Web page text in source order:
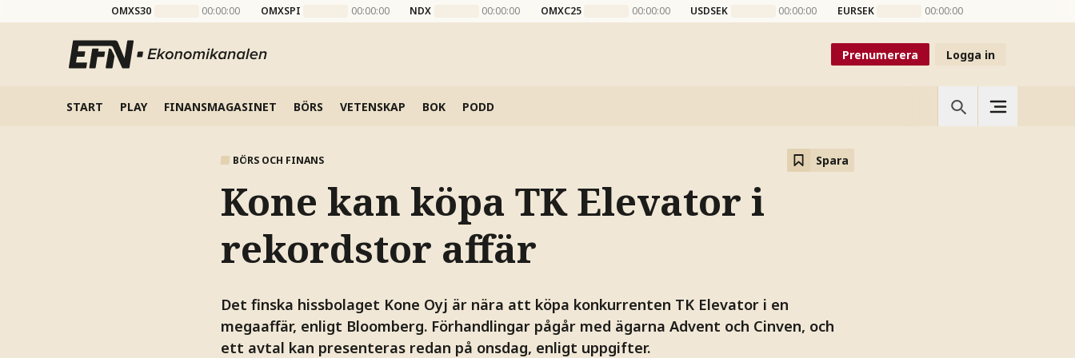
OMXS30 00:00:00 OMXSPI 00:00:00 NDX 00:00:00 OMXC25 00:00:00 USDSEK 00:00:00 EURSEK 00:00:00
Prenumerera Logga in
START PLAY FINANSMAGASINET BÖRS VETENSKAP BOK PODD
BÖRS OCH FINANS Spara
Kone kan köpa TK Elevator i
rekordstor affär
Det finska hissbolaget Kone Oyj är nära att köpa konkurrenten TK Elevator i en
megaaffär, enligt Bloomberg. Förhandlingar pågår med ägarna Advent och Cinven, och
ett avtal kan presenteras redan på onsdag, enligt uppgifter.